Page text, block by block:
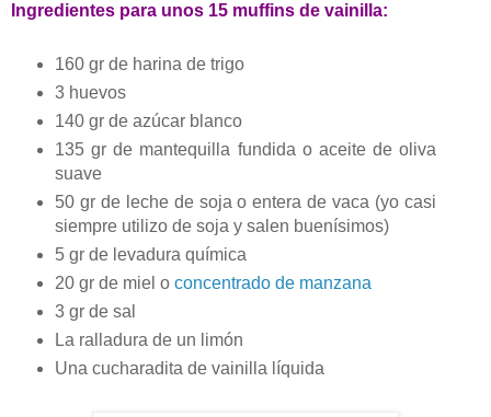
Ingredientes para unos 15 muffins de vainilla:
160 gr de harina de trigo
3 huevos
140 gr de azúcar blanco
135 gr de mantequilla fundida o aceite de oliva
suave
50 gr de leche de soja o entera de vaca (yo casi
siempre utilizo de soja y salen buenísimos)
5 gr de levadura química
20 gr de miel o concentrado de manzana
3 gr de sal
La ralladura de un limón
Una cucharadita de vainilla líquida